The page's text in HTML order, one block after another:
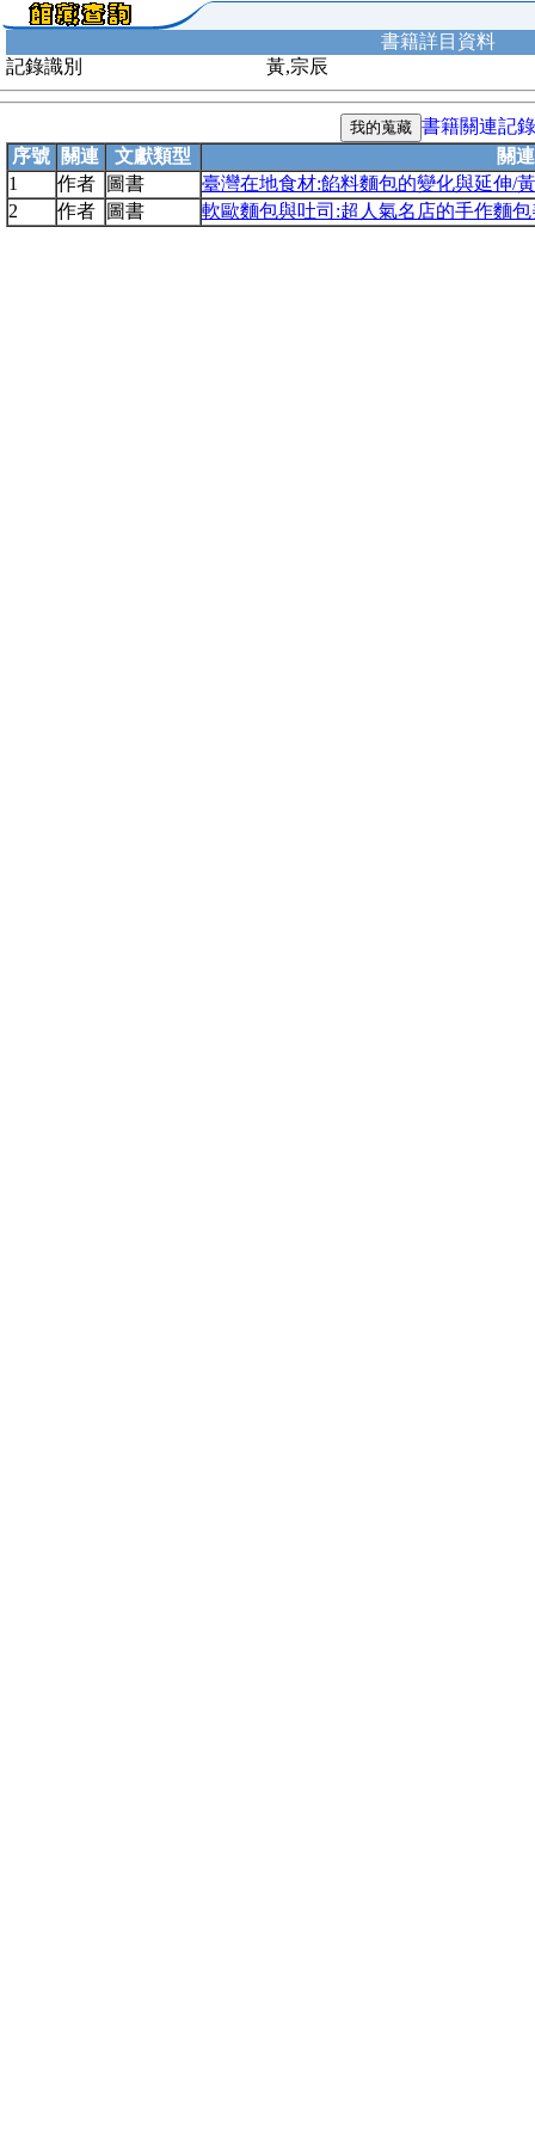
書籍詳目資料
記錄識別
黃,宗辰
書籍關連記錄
序號
關連 文獻類型
關
1
作者 圖書
臺灣在地食材:餡料麵包的變化與延伸/
2
作者 圖書 軟歐麵包與吐司:超人氣名店的手作麵